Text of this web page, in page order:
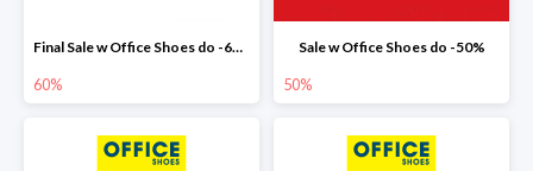
Final Sale w Office Shoes do -60%
60%
Sale w Office Shoes do -50%
50%